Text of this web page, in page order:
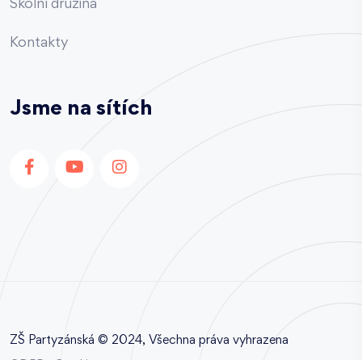
Školní družina
Kontakty
Jsme na sítích
ZŠ Partyzánská © 2024, Všechna práva vyhrazena